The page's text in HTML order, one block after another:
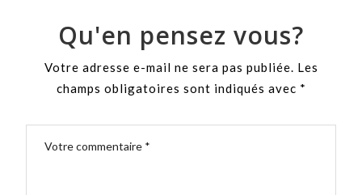
Qu'en pensez vous?
Votre adresse e-mail ne sera pas publiée. Les
champs obligatoires sont indiqués avec *